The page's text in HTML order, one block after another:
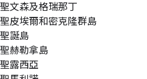
聖文森及格瑞那丁
聖皮埃爾和密克隆群島
聖誕島
聖赫勒拿島
聖露西亞